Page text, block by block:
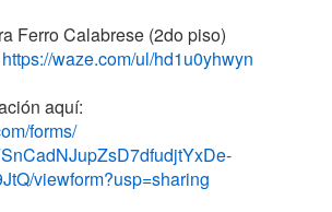
Ferro Calabrese (2do piso)
https://waze.com/ul/hd1u0yhwyn
aquí:
forms/
dfudjtYxDe-
viewform?usp=sharing